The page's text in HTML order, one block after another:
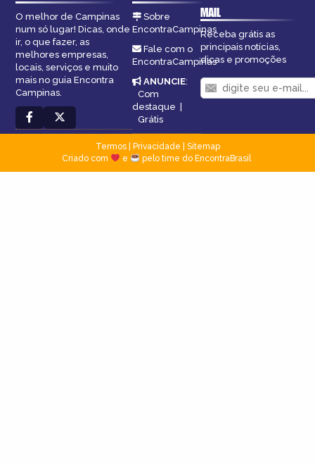
O melhor de Campinas
num só lugar! Dicas, onde
ir, o que fazer, as
melhores empresas,
locais, serviços e muito
mais no guia Encontra
Campinas.
Sobre
EncontraCampinas
Fale com o
EncontraCampinas
ANUNCIE:
Com
destaque |
Grátis
MAIL
Receba grátis as
principais notícias,
dicas e promoções
Termos| Privacidade
Sitemap
Criado com
e pelo time do EncontraBrasil